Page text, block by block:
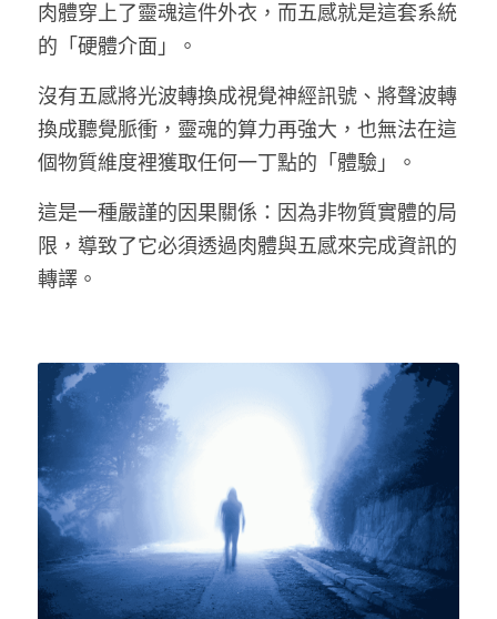
肉體穿上了靈魂這件外衣，而五感就是這套系統
的「硬體介面」。
沒有五感將光波轉換成視覺神經訊號、將聲波轉
換成聽覺脈衝，靈魂的算力再強大，也無法在這
個物質維度裡獲取任何一丁點的「體驗」。
這是一種嚴謹的因果關係：因為非物質實體的局
限，導致了它必須透過肉體與五感來完成資訊的
轉譯。